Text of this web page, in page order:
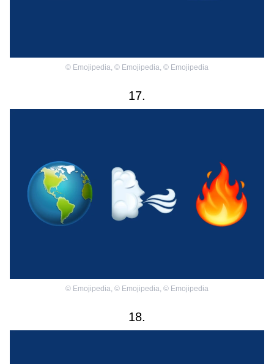
© Emojipedia © Emojipedia © Emojipedia
17.
© Emojipedia © Emojipedia © Emojipedia
18.